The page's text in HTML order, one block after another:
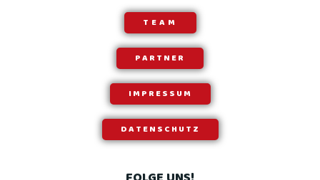
TEAM
PARTNER
IMPRESSUM
DATENSCHUTZ